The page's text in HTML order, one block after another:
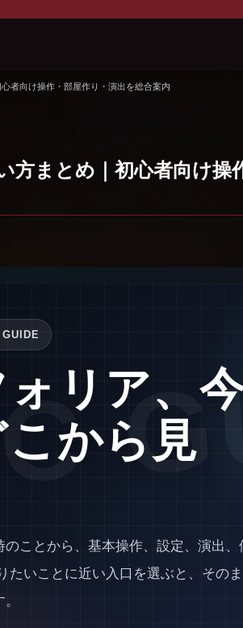
者向け操作・部屋作り・演出を総合案内
方まとめ｜初心者向け操
ォリア、
こから見
のことから、基本操作、設定、演出、
たいことに近い入口を選ぶと、そのま